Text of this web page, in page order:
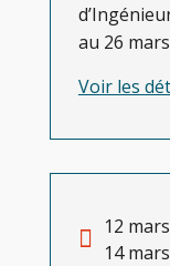
au 26
Voir les
12
14